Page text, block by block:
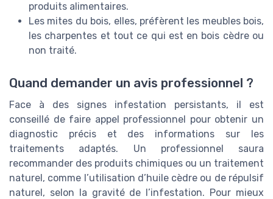
produits alimentaires.
Les mites du bois, elles, préfèrent les meubles bois,
les charpentes et tout ce qui est en bois cèdre ou
non traité.
Quand demander un avis professionnel ?
Face à des signes infestation persistants, il est
conseillé de faire appel professionnel pour obtenir un
diagnostic précis et des informations sur les
traitements adaptés. Un professionnel saura
recommander des produits chimiques ou un traitement
naturel, comme l’utilisation d’huile cèdre ou de répulsif
naturel, selon la gravité de l’infestation. Pour mieux